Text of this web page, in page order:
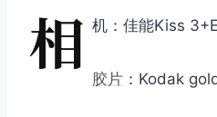
相 机：佳能Kiss
胶片 ：Kodak